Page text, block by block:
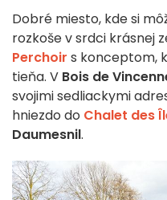
Dobré miesto, kde si
rozkoše v srdci krásnej
Perchoir s konceptom,
tieňa. V Bois de
svojimi sedliackymi
hniezdo do Chalet des
Daumesnil.